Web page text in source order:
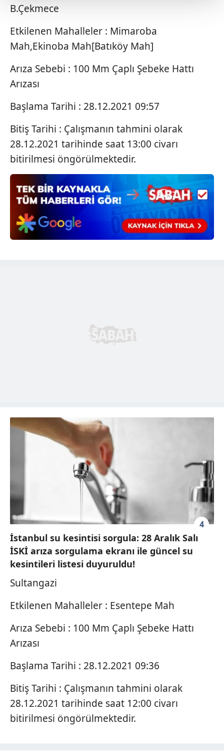
Her halükârda, kullanıcılar, bu çerezlere izin vermedikleri
takdirde, kullanıcılara hedefli reklamlar
Sizlere daha iyi bir hizmet sunabilmek için İnternet
Sitemizde kendimize ve üçüncü kişilere ait çerezler
kullanılmaktadır. Bu çerezler vasıtasıyla çeşitli kişisel
toplumu hizmetlerinin sunulması amacıyla
kullanılmaktadır. Diğer çerezler, sitemizin daha işlevsel
kılınması ve kişiselleştirilmesi ve sizlere yönelik
reklam/pazarlama faaliyetlerinin yapılması, amaçlarıyla
sınırlı olarak açık rızanız dahilinde kullanılacaktır.
Çerezlere ilişkin tercihlerinizi aşağıda yer alan panel
vasıtasıyla belirleyebilirsiniz. Çerezlere ilişkin detaylı bilgi
için Ayarlar butonuna tıklayabilir,
Çerez Bilgilendirme
Metnimiziziyaret edebilirsiniz.
B.Çekmece
Etkilenen Mahalleler : Mimaroba
Mah,Ekinoba Mah[Batıköy Mah]
Arıza Sebebi : 100 Mm Çaplı Şebeke Hattı
Arızası
Başlama Tarihi : 28.12.2021 09:57
Bitiş Tarihi : Çalışmanın tahmini olarak
28.12.2021 tarihinde saat 13:00 civarı
bitirilmesi öngörülmektedir.
4
İstanbul su kesintisi sorgula: 28 Aralık Salı
İSKİ arıza sorgulama ekranı ile güncel su
kesintileri listesi duyuruldu!
Sultangazi
Etkilenen Mahalleler : Esentepe Mah
Arıza Sebebi : 100 Mm Çaplı Şebeke Hattı
Arızası
Başlama Tarihi : 28.12.2021 09:36
Bitiş Tarihi : Çalışmanın tahmini olarak
28.12.2021 tarihinde saat 12:00 civarı
bitirilmesi öngörülmektedir.